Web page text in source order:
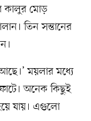
কালুর মোড়
তিন সন্তানের
ময়লার মধ্যে
অনেক কিছুই
যায়। এগুলো